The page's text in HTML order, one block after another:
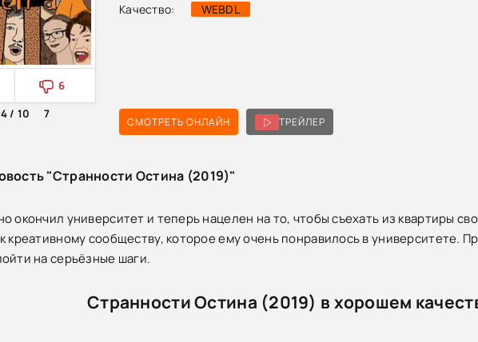
Качество:
WEBDL
6
/ 10
7
СМОТРЕТЬ ОНЛАЙН ТРЕЙЛЕР
"Странности Остина (2019)"
окончил университет и теперь нацелен на то, чтобы съехать из квартиры
креативному сообществу, которое ему очень понравилось в университете.
на серьёзные шаги.
Странности Остина (2019) в хорошем